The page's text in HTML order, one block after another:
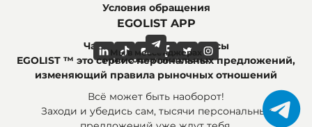
Условия обращения
EGOLIST APP
Часто задаваемые вопросы
Мы в социальных сетях
Мы в мессенджерах
EGOLIST ™ это сервис персональных предложений,
изменяющий правила рыночных отношений
Всё может быть наоборот!
Заходи и убедись сам, тысячи персональных